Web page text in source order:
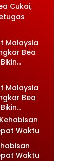
Malaysia
Bea
Malaysia
Bea
Waktu